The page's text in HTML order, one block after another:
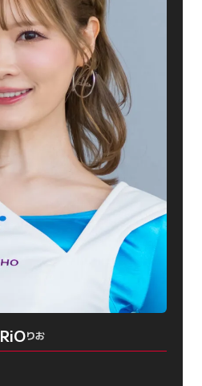
RiOりお